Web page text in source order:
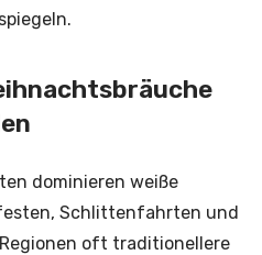
dominieren weiße
Schlittenfahrten und
oft traditionellere